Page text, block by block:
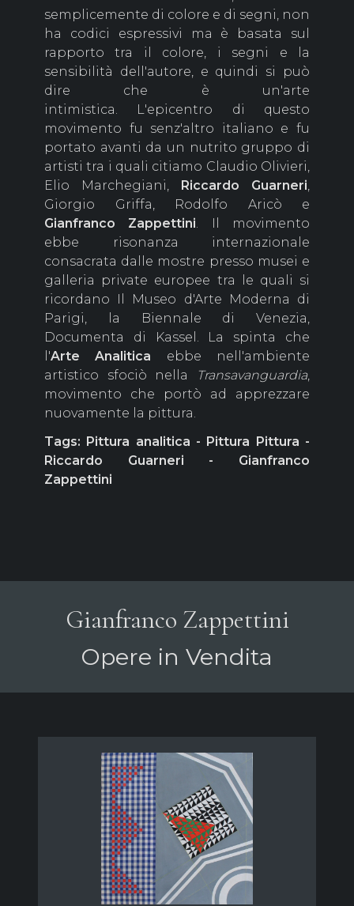
semplicemente di colore e di segni, non
ha codici espressivi ma è basata sul
rapporto tra il colore, i segni e la
sensibilità dell'autore, e quindi si può
dire che è un'arte
intimistica. L'epicentro di questo
movimento fu senz'altro italiano e fu
portato avanti da un nutrito gruppo di
artisti tra i quali citiamo Claudio Olivieri,
Elio Marchegiani, Riccardo Guarneri
Giorgio Griffa, Rodolfo Aricò e
Gianfranco
Zappettini . Il movimento
ebbe risonanza internazionale
consacrata dalle mostre presso musei e
galleria private europee tra le quali si
ricordano Il Museo d'Arte Moderna di
Parigi, la Biennale di Venezia,
Documenta di Kassel. La spinta che
l'Arte Analitica ebbe nell'ambiente
artistico sfociò nella
Transavanguardia,
movimento che portò ad apprezzare
nuovamente la pittura.
Tags: Pittura analitica - Pittura Pittura -
Riccardo Guarneri - Gianfranco
Zappettini
Gianfranco Zappettini
Opere in Vendita